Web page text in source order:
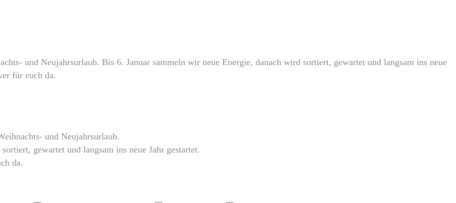
und Neujahrsurlaub. Bis 6. Januar sammeln wir neue Energie, danach wird sortiert, gewartet und langsam ins neue
für euch da.
und Neujahrsurlaub.
gewartet und langsam ins neue Jahr gestartet.
da.